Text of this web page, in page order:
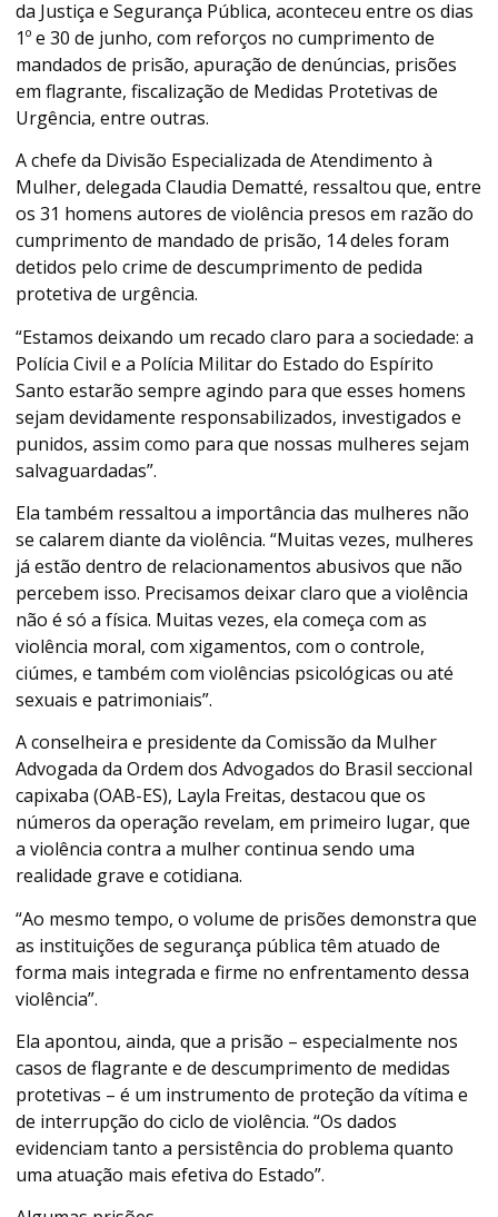
da Justiça e Segurança Pública, aconteceu entre os dias
1º e 30 de junho, com reforços no cumprimento de
mandados de prisão, apuração de denúncias, prisões
em flagrante, fiscalização de Medidas Protetivas de
Urgência, entre outras.
A chefe da Divisão Especializada de Atendimento à
Mulher, delegada Claudia Dematté, ressaltou que, entre
os 31 homens autores de violência presos em razão do
cumprimento de mandado de prisão, 14 deles foram
detidos pelo crime de descumprimento de pedida
protetiva de urgência.
“Estamos deixando um recado claro para a sociedade: a
Polícia Civil e a Polícia Militar do Estado do Espírito
Santo estarão sempre agindo para que esses homens
sejam devidamente responsabilizados, investigados e
punidos, assim como para que nossas mulheres sejam
salvaguardadas”.
Ela também ressaltou a importância das mulheres não
se calarem diante da violência. “Muitas vezes, mulheres
já estão dentro de relacionamentos abusivos que não
percebem isso. Precisamos deixar claro que a violência
não é só a física. Muitas vezes, ela começa com as
violência moral, com xigamentos, com o controle,
ciúmes, e também com violências psicológicas ou até
sexuais e patrimoniais”.
A conselheira e presidente da Comissão da Mulher
Advogada da Ordem dos Advogados do Brasil seccional
capixaba (OAB-ES), Layla Freitas, destacou que os
números da operação revelam, em primeiro lugar, que
a violência contra a mulher continua sendo uma
realidade grave e cotidiana.
“Ao mesmo tempo, o volume de prisões demonstra que
as instituições de segurança pública têm atuado de
forma mais integrada e firme no enfrentamento dessa
violência”.
Ela apontou, ainda, que a prisão – especialmente nos
casos de flagrante e de descumprimento de medidas
protetivas – é um instrumento de proteção da vítima e
de interrupção do ciclo de violência. “Os dados
evidenciam tanto a persistência do problema quanto
uma atuação mais efetiva do Estado”.